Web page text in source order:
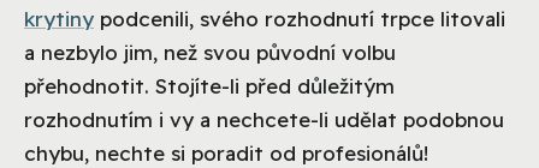
krytiny podcenili, svého rozhodnutí trpce litovali
a nezbylo jim, než svou původní volbu
přehodnotit. Stojíte-li před důležitým
rozhodnutím i vy a nechcete-li udělat podobnou
chybu, nechte si poradit od profesionálů!